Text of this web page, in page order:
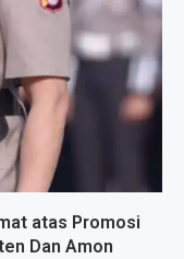
atas Promosi
Dan Amon